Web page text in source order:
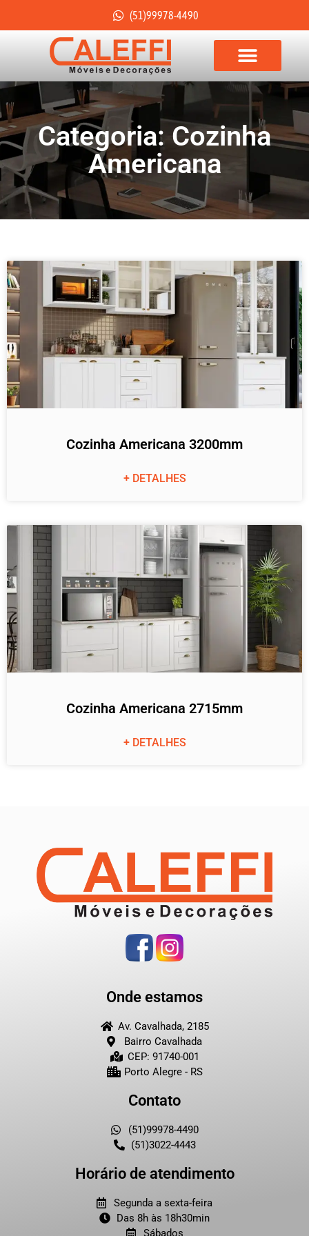
(51)99978-4490
Categoria: Cozinha
Americana
Cozinha Americana 3200mm
+ DETALHES
Cozinha Americana 2715mm
+ DETALHES
Onde estamos
Av. Cavalhada, 2185
Bairro Cavalhada
CEP: 91740-001
Porto Alegre - RS
Contato
(51)99978-4490
(51)3022-4443
Horário de atendimento
Segunda a sexta-feira
Das 8h às 18h30min
Sábados